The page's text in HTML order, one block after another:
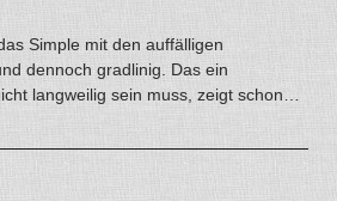
Simple mit den auffälligen
dennoch gradlinig. Das ein
langweilig sein muss, zeigt schon…